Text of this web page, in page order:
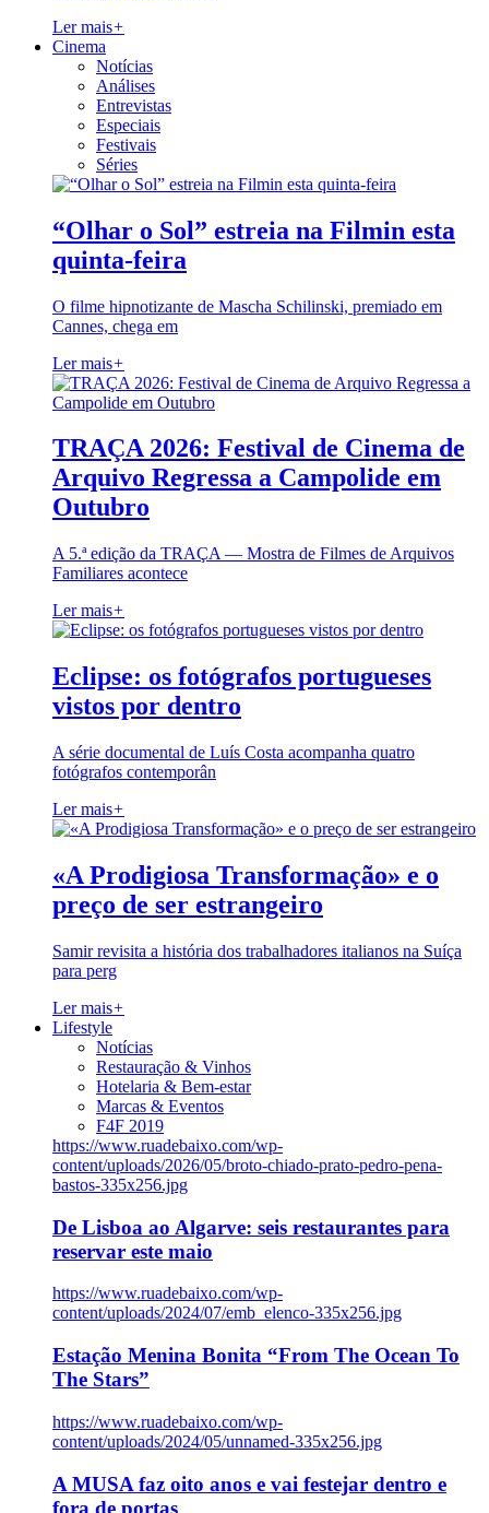
Ler mais+
Cinema
Notícias
Análises
Entrevistas
Especiais
Festivais
Séries
“Olhar o Sol” estreia na Filmin esta
quinta-feira
O filme hipnotizante de Mascha Schilinski, premiado em
Cannes, chega em
Ler mais+
TRAÇA 2026: Festival de Cinema de
Arquivo Regressa a Campolide em
Outubro
A 5.ª edição da TRAÇA — Mostra de Filmes de Arquivos
Familiares acontece
Ler mais+
Eclipse: os fotógrafos portugueses
vistos por dentro
A série documental de Luís Costa acompanha quatro
fotógrafos contemporân
Ler mais+
«A Prodigiosa Transformação» e o
preço de ser estrangeiro
Samir revisita a história dos trabalhadores italianos na Suíça
para perg
Ler mais+
Lifestyle
Notícias
Restauração & Vinhos
Hotelaria & Bem-estar
Marcas & Eventos
F4F 2019
https://www.ruadebaixo.com/wp-
content/uploads/2026/05/broto-chiado-prato-pedro-pena-
bastos-335x256.jpg
De Lisboa ao Algarve: seis restaurantes para
reservar este maio
https://www.ruadebaixo.com/wp-
content/uploads/2024/07/emb_elenco-335x256.jpg
Estação Menina Bonita “From The Ocean To
The Stars”
https://www.ruadebaixo.com/wp-
content/uploads/2024/05/unnamed-335x256.jpg
A MUSA faz oito anos e vai festejar dentro e
fora de portas